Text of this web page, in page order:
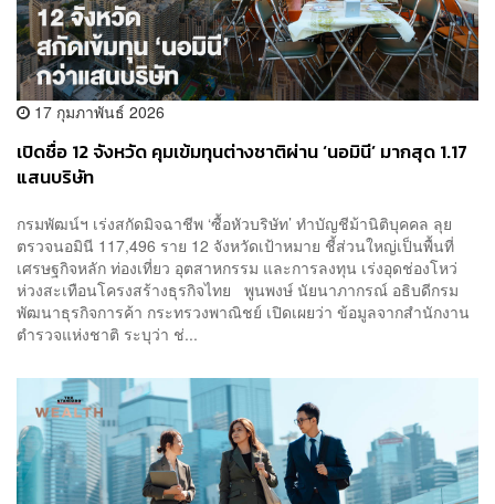
17 กุมภาพันธ์ 2026
เปิดชื่อ 12 จังหวัด คุมเข้มทุนต่างชาติผ่าน ‘นอมินี’ มากสุด 1.17
แสนบริษัท
กรมพัฒน์ฯ เร่งสกัดมิจฉาชีพ ‘ซื้อหัวบริษัท’ ทำบัญชีม้านิติบุคคล ลุย
ตรวจนอมินี 117,496 ราย 12 จังหวัดเป้าหมาย ชี้ส่วนใหญ่เป็นพื้นที่
เศรษฐกิจหลัก ท่องเที่ยว อุตสาหกรรม และการลงทุน เร่งอุดช่องโหว่
ห่วงสะเทือนโครงสร้างธุรกิจไทย พูนพงษ์ นัยนาภากรณ์ อธิบดีกรม
พัฒนาธุรกิจการค้า กระทรวงพาณิชย์ เปิดเผยว่า ข้อมูลจากสำนักงาน
ตำรวจแห่งชาติ ระบุว่า ช่...